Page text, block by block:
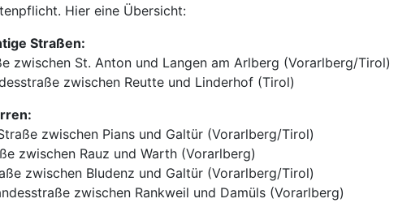
Hier eine Übersicht:
Straßen:
zwischen St. Anton und Langen am Arlberg (Vorarlberg/Tirol)
zwischen Reutte und Linderhof (Tirol)
zwischen Pians und Galtür (Vorarlberg/Tirol)
zwischen Rauz und Warth (Vorarlberg)
zwischen Bludenz und Galtür (Vorarlberg/Tirol)
zwischen Rankweil und Damüls (Vorarlberg)